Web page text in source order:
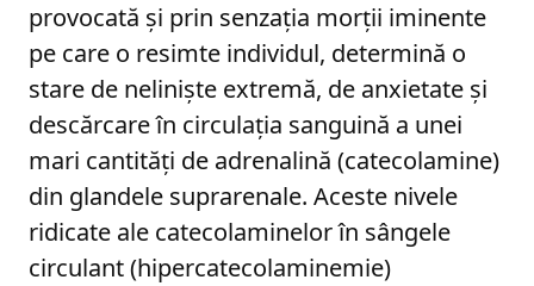
provocată şi prin senzaţia morţii iminente
pe care o resimte individul, determină o
stare de nelinişte extremă, de anxietate şi
descărcare în circulaţia sanguină a unei
mari cantităţi de adrenalină (catecolamine)
din glandele suprarenale. Aceste nivele
ridicate ale catecolaminelor în sângele
circulant (hipercatecolaminemie)